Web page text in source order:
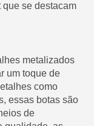
que se destacam
metalizados
um toque de
como
essas botas são
de